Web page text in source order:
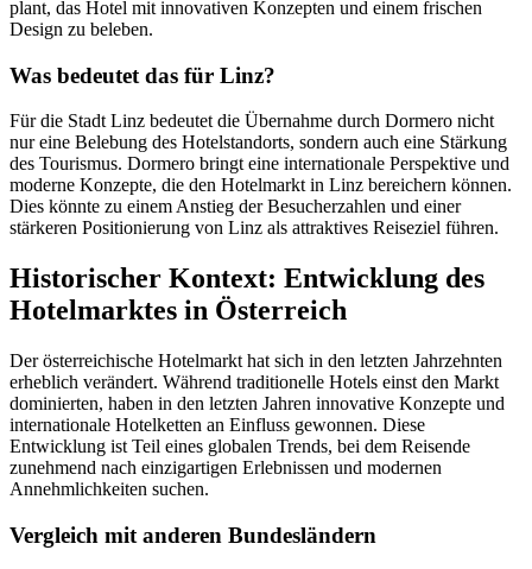
plant, das Hotel mit innovativen Konzepten und einem frischen
Design zu beleben.
Was bedeutet das für Linz?
Für die Stadt Linz bedeutet die Übernahme durch Dormero nicht
nur eine Belebung des Hotelstandorts, sondern auch eine Stärkung
des Tourismus. Dormero bringt eine internationale Perspektive und
moderne Konzepte, die den Hotelmarkt in Linz bereichern können.
Dies könnte zu einem Anstieg der Besucherzahlen und einer
stärkeren Positionierung von Linz als attraktives Reiseziel führen.
Historischer Kontext: Entwicklung des
Hotelmarktes in Österreich
Der österreichische Hotelmarkt hat sich in den letzten Jahrzehnten
erheblich verändert. Während traditionelle Hotels einst den Markt
dominierten, haben in den letzten Jahren innovative Konzepte und
internationale Hotelketten an Einfluss gewonnen. Diese
Entwicklung ist Teil eines globalen Trends, bei dem Reisende
zunehmend nach einzigartigen Erlebnissen und modernen
Annehmlichkeiten suchen.
Vergleich mit anderen Bundesländern